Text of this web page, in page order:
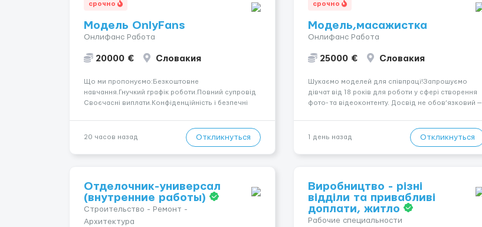
срочно
Модель OnlyFans
Онлифанс Работа
20000 € Словакия
Що ми пропонуємо:Безкоштовне
навчання.Гнучкий графік роботи.Повний супровід
Своєчасні виплати.Конфіденційність і безпечні
розвиватися.Досвід не обов’язковий.Якщо вас
зацікавила вакансія — залишайте відгук, і ми
зв’яжемося ...
20 часов назад Откликнуться
срочно
Модель,масажистка
Онлифанс Работа
25000 € Словакия
Шукаємо моделей для співпраці!Запрошуємо
дівчат від 18 років для роботи у сфері створення
фото- та відеоконтенту. Досвід не обов’язковий —
конфіденційність і професійну підтримку.
Працюємо офіційно, поважаємо особ...
1 день назад Откликнуться
Отделочник-универсал
(внутренние работы)
Строительство - Ремонт -
Архитектура
Виробництво - різні
відділи та привабливі
доплати, житло
Рабочие специальности